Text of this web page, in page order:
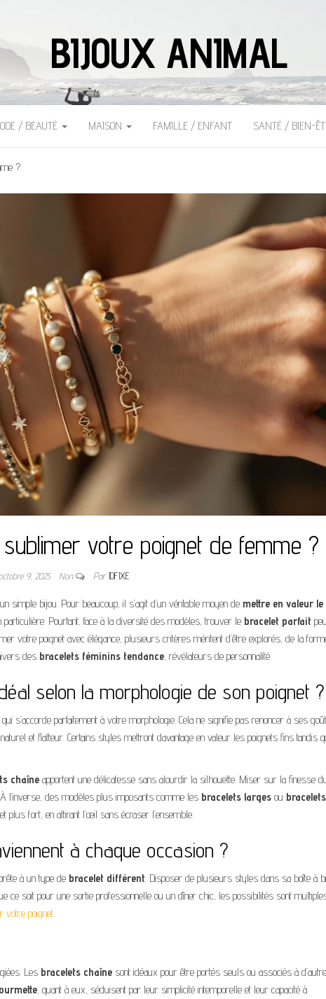
BIJOUX ANIMAL
/ BEAUTÉ MAISON FAMILLE / ENFANT SANTÉ / BIEN-
?
votre poignet de femme ?
octobre 9, 2025 Non ParIDFIXE
simple bijou. Pour beaucoup, il s’agit d’un véritable moyen de mettre en valeur le
Pourtant, face à la diversité des modèles, trouver le bracelet parfait
votre poignet avec élégance, plusieurs critères méritent d’être explorés, de la
des bracelets féminins tendance , révélateurs de personnalité.
selon la morphologie de son poignet ?
s’accorde parfaitement à votre morphologie. Cela ne signifie pas renoncer à ses
et flatteur. Certains styles mettront davantage en valeur les poignets fins tandis
chaîne apportent une délicatesse sans alourdir la silhouette. Miser sur la finesse
l’inverse, des modèles plus imposants comme les bracelets larges ou bracelets
plus fort, en attirant l’œil sans écraser l’ensemble.
à chaque occasion ?
à un type de bracelet différent . Disposer de plusieurs styles dans sa boîte à
ce soit pour une sortie professionnelle ou un dîner chic, les possibilités sont
votre poignet
Les bracelets chaîne sont idéaux pour être portés seuls ou associés à
, quant à eux, séduisent par leur simplicité intemporelle et leur capacité à